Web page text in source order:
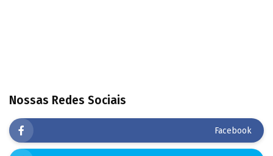
Nossas Redes Sociais
Facebook